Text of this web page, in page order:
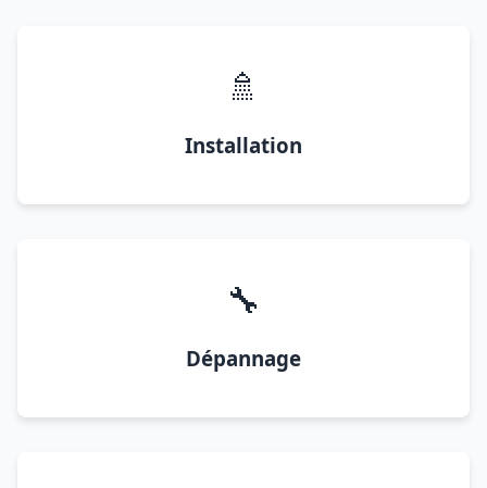
🚿
Installation
🔧
Dépannage